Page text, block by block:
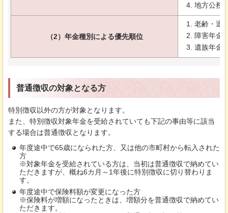
地方公務
（2）年金種別による優先順位
老齢・退
障害年金
遺族年金
普通徴収の対象となる方
特別徴収以外の方が対象となります。
また、特別徴収対象年金を受給されていても下記の事由等に該当
する場合は普通徴収となります。
年度途中で65歳になられた方、又は他の市町村から転入された
方
※対象年金を受給されている方は、当初は普通徴収で納めてい
ただきますが、概ね6カ月～1年後に特別徴収に切り替わりま
す。
年度途中で保険料額が変更になった方
※保険料が増額になったときは、増額分を普通徴収で納めてい
ただきます。